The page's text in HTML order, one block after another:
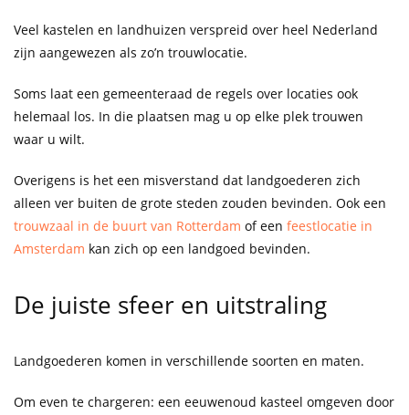
Veel kastelen en landhuizen verspreid over heel Nederland
zijn aangewezen als zo’n trouwlocatie.
Soms laat een gemeenteraad de regels over locaties ook
helemaal los. In die plaatsen mag u op elke plek trouwen
waar u wilt.
Overigens is het een misverstand dat landgoederen zich
alleen ver buiten de grote steden zouden bevinden. Ook een
trouwzaal in de buurt van Rotterdam of een feestlocatie in
Amsterdam kan zich op een landgoed bevinden.
De juiste sfeer en uitstraling
Landgoederen komen in verschillende soorten en maten.
Om even te chargeren: een eeuwenoud kasteel omgeven door